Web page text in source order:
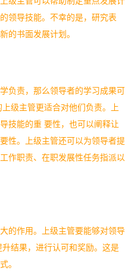
领导技能。不幸的是，研究表
的书面发展计划。
负责，那么领导者的学习成果可
级主管更适合对他们负责。上
技能的重 要性，也可以阐释让
性。上级主管还可以为领导者提
作职责、在职发展性任务指派以
的作用。上级主管要能够对领导
结果，进行认可和奖励。这是
。